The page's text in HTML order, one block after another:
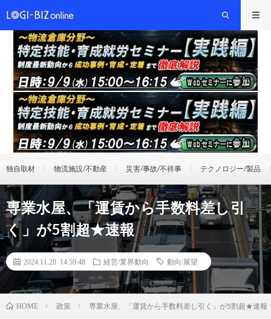
独自取材 物流施設/不動産 災害/事故/不祥事 テクノロジー/製品
専業水屋、「運賃から手数料差し引
く」が5割超★速報
2024.11.28 14:59:48 経営/業界動向 動向/展望
HOME 政策 専業水屋、「運賃から手数料差し引く」が5割超★速報